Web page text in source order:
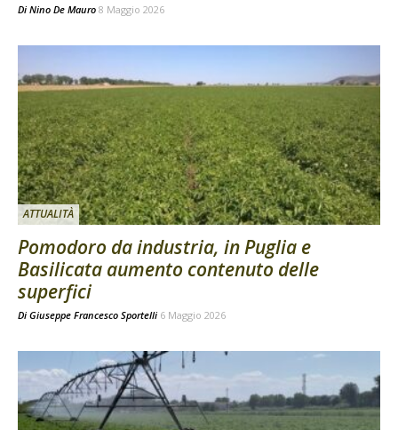
Di Nino De Mauro 8 Maggio 2026
ATTUALITÀ
Pomodoro da industria, in Puglia e
Basilicata aumento contenuto delle
superfici
Di Giuseppe Francesco Sportelli 6 Maggio 2026